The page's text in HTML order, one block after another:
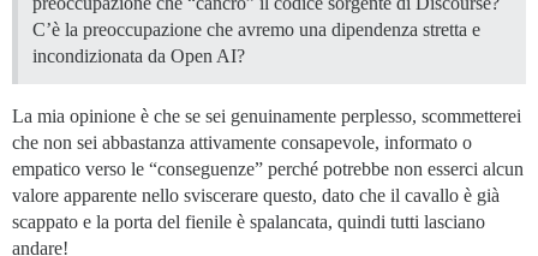
C’è la preoccupazione che avremo una dipendenza stretta e
incondizionata da Open AI?
La mia opinione è che se sei genuinamente perplesso, scommetterei
che non sei abbastanza attivamente consapevole, informato o
empatico verso le “conseguenze” perché potrebbe non esserci alcun
valore apparente nello sviscerare questo, dato che il cavallo è già
scappato e la porta del fienile è spalancata, quindi tutti lasciano
andare!